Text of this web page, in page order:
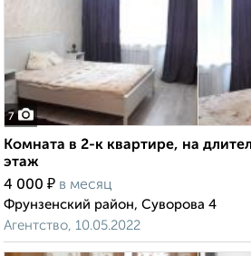
7
Комната в 2-к квартире, на
этаж
4 000 ₽ в месяц
Фрунзенский район, Суворова 4
Агентство, 10.05.2022